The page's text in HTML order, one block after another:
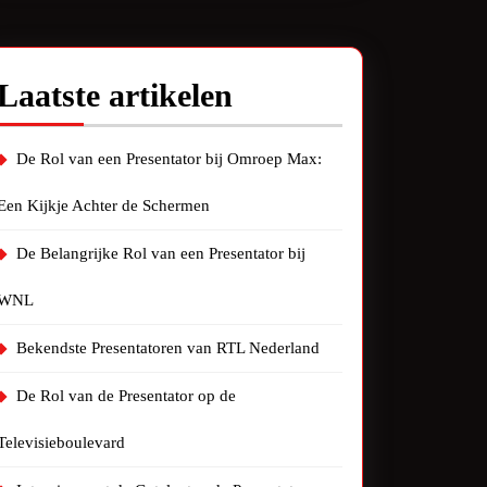
artikelen
De Rol van een Presentator bij Omroep Max:
Kijkje Achter de Schermen
De Belangrijke Rol van een Presentator bij
Bekendste Presentatoren van RTL Nederland
De Rol van de Presentator op de